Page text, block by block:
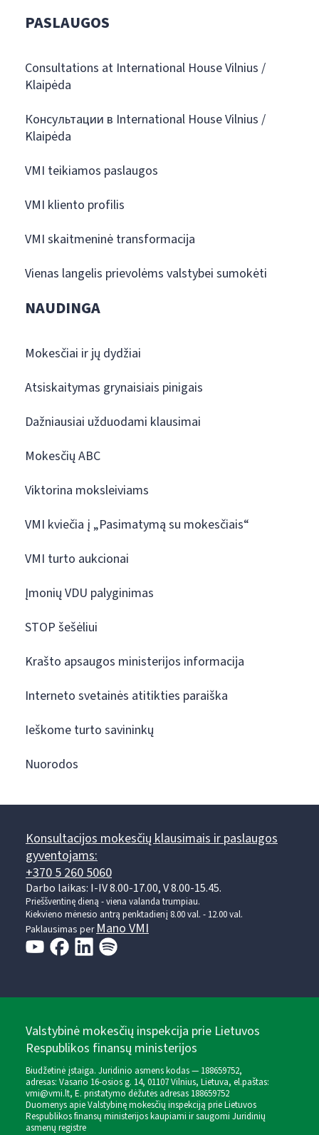
PASLAUGOS
Consultations at International House Vilnius /
Klaipėda
Консультации в International House Vilnius /
Klaipėda
VMI teikiamos paslaugos
VMI kliento profilis
VMI skaitmeninė transformacija
Vienas langelis prievolėms valstybei sumokėti
NAUDINGA
Mokesčiai ir jų dydžiai
Atsiskaitymas grynaisiais pinigais
Dažniausiai užduodami klausimai
Mokesčių ABC
Viktorina moksleiviams
VMI kviečia į „Pasimatymą su mokesčiais“
VMI turto aukcionai
Įmonių VDU palyginimas
STOP šešėliui
Krašto apsaugos ministerijos informacija
Interneto svetainės atitikties paraiška
Ieškome turto savininkų
Nuorodos
Konsultacijos mokesčių klausimais ir paslaugos
gyventojams:
+370 5 260 5060
Darbo laikas: I-IV 8.00-17.00, V 8.00-15.45.
Prieššventinę dieną - viena valanda trumpiau.
Kiekvieno mėnesio antrą penktadienį 8.00 val. - 12.00 val.
Paklausimas perMano VMI
Valstybinė mokesčių inspekcija prie Lietuvos
Respublikos finansų ministerijos
Biudžetinė įstaiga. Juridinio asmens kodas — 188659752,
adresas: Vasario 16-osios g. 14, 01107 Vilnius, Lietuva, el.paštas:
vmi@vmi.lt, E. pristatymo dėžutės adresas 188659752
Duomenys apie Valstybinę mokesčių inspekciją prie Lietuvos
Respublikos finansų ministerijos kaupiami ir saugomi Juridinių
asmenų registre